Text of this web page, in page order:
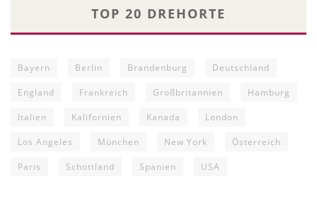
TOP 20 DREHORTE
Bayern Berlin Brandenburg Deutschland
England Frankreich Großbritannien Hamburg
Italien Kalifornien Kanada London
Los Angeles München New York Österreich
Paris Schottland Spanien USA